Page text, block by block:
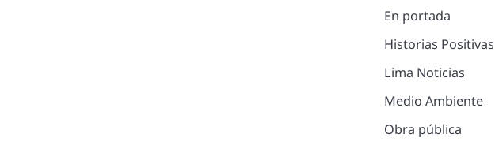
En portada
Historias Positivas
Lima Noticias
Medio Ambiente
Obra pública